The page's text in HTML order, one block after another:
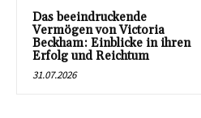
Das beeindruckende
Vermögen von Victoria
Beckham: Einblicke in ihren
Erfolg und Reichtum
31.07.2026